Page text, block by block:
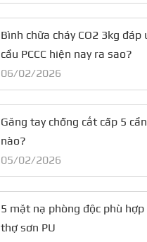
Bình chữa cháy CO2 3kg đáp
cầu PCCC hiện nay ra sao?
06/02/2026
Găng tay chống cắt cấp 5
nào?
05/02/2026
5 mặt nạ phòng độc phù hợp
thợ sơn PU